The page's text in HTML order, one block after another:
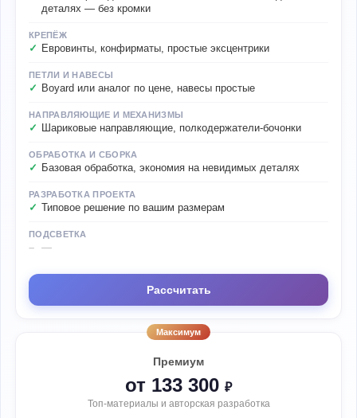
деталях — без кромки
КРЕПЁЖ
Евровинты, конфирматы, простые эксцентрики
ПЕТЛИ И НАВЕСЫ
Boyard или аналог по цене, навесы простые
НАПРАВЛЯЮЩИЕ И МЕХАНИЗМЫ
Шариковые направляющие, полкодержатели-бочонки
ОБРАБОТКА И СБОРКА
Базовая обработка, экономия на невидимых деталях
РАЗРАБОТКА ПРОЕКТА
Типовое решение по вашим размерам
ПОДСВЕТКА
—
Рассчитать
Максимум
Премиум
от 133 300 ₽
Топ-материалы и авторская разработка